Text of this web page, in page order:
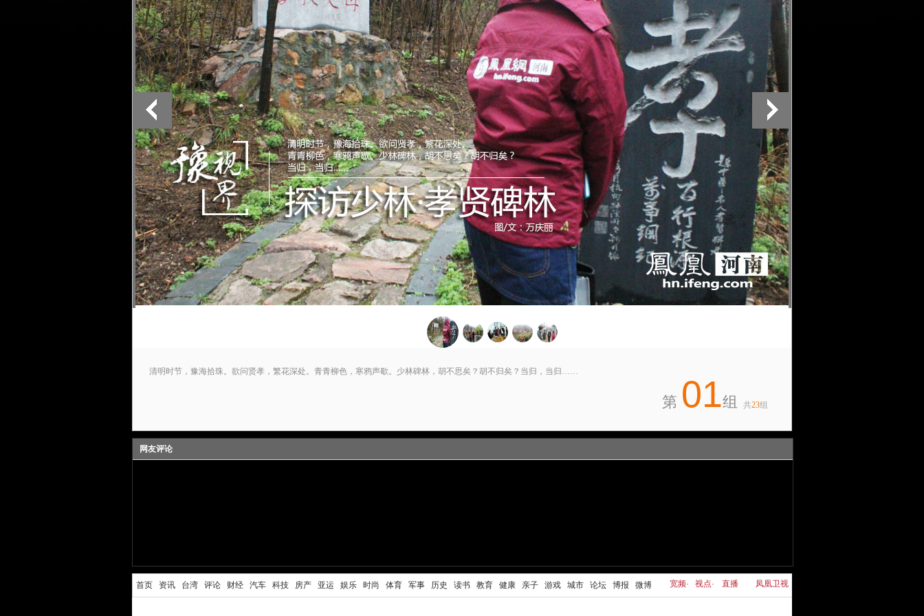
清明时节，豫海拾珠。欲问贤孝，繁花深处。青青柳色，寒鸦声歇。少林碑林，胡不思矣？胡不归矣？当归，当归……
共23组
第 01组
网友评论
首页 资讯 台湾 评论 财经 汽车 科技 房产 亚运 娱乐 时尚 体育 军事 历史 读书 教育 健康 亲子 游戏 城市 论坛 博报 微博 宽频· 视点· 直播 凤凰卫视